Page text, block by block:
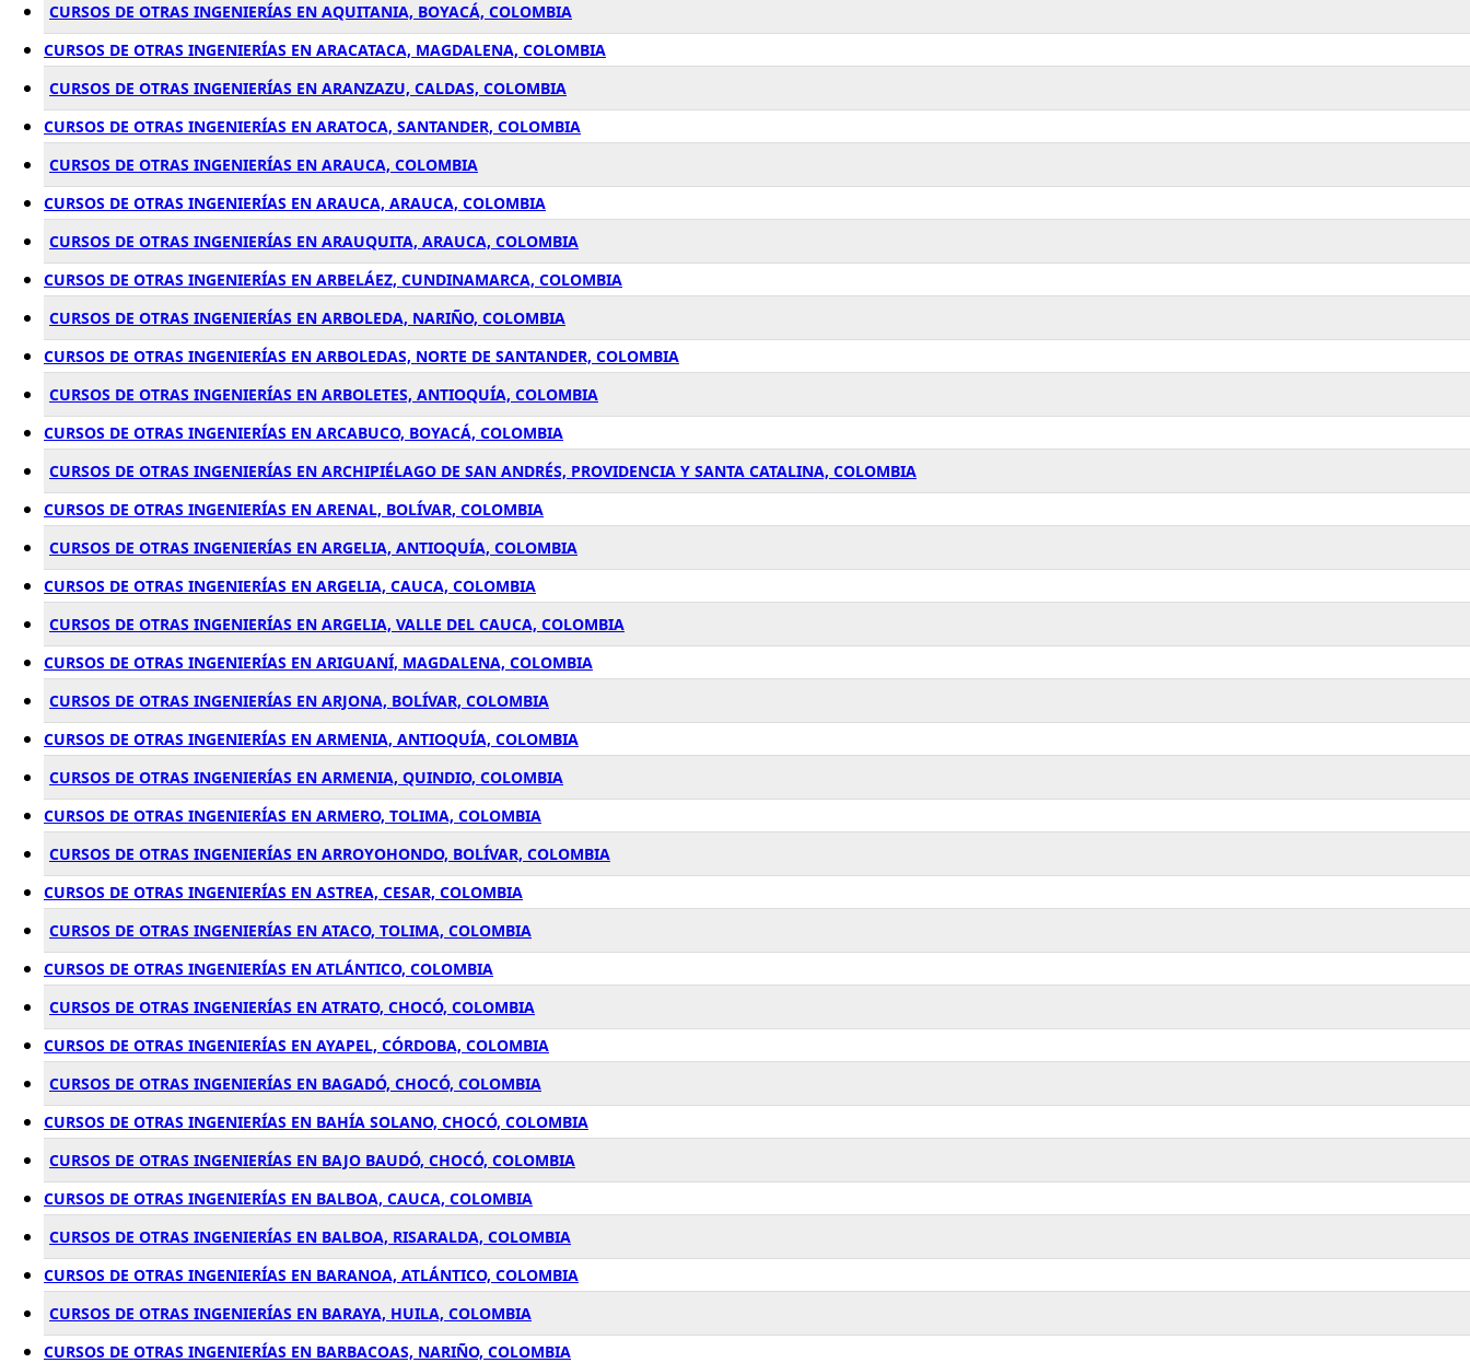
CURSOS DE OTRAS INGENIERÍAS EN AQUITANIA, BOYACÁ, COLOMBIA
CURSOS DE OTRAS INGENIERÍAS EN ARACATACA, MAGDALENA, COLOMBIA
CURSOS DE OTRAS INGENIERÍAS EN ARANZAZU, CALDAS, COLOMBIA
CURSOS DE OTRAS INGENIERÍAS EN ARATOCA, SANTANDER, COLOMBIA
CURSOS DE OTRAS INGENIERÍAS EN ARAUCA, COLOMBIA
CURSOS DE OTRAS INGENIERÍAS EN ARAUCA, ARAUCA, COLOMBIA
CURSOS DE OTRAS INGENIERÍAS EN ARAUQUITA, ARAUCA, COLOMBIA
CURSOS DE OTRAS INGENIERÍAS EN ARBELÁEZ, CUNDINAMARCA, COLOMBIA
CURSOS DE OTRAS INGENIERÍAS EN ARBOLEDA, NARIÑO, COLOMBIA
CURSOS DE OTRAS INGENIERÍAS EN ARBOLEDAS, NORTE DE SANTANDER, COLOMBIA
CURSOS DE OTRAS INGENIERÍAS EN ARBOLETES, ANTIOQUÍA, COLOMBIA
CURSOS DE OTRAS INGENIERÍAS EN ARCABUCO, BOYACÁ, COLOMBIA
CURSOS DE OTRAS INGENIERÍAS EN ARCHIPIÉLAGO DE SAN ANDRÉS, PROVIDENCIA Y SANTA CATALINA, COLOMBIA
CURSOS DE OTRAS INGENIERÍAS EN ARENAL, BOLÍVAR, COLOMBIA
CURSOS DE OTRAS INGENIERÍAS EN ARGELIA, ANTIOQUÍA, COLOMBIA
CURSOS DE OTRAS INGENIERÍAS EN ARGELIA, CAUCA, COLOMBIA
CURSOS DE OTRAS INGENIERÍAS EN ARGELIA, VALLE DEL CAUCA, COLOMBIA
CURSOS DE OTRAS INGENIERÍAS EN ARIGUANÍ, MAGDALENA, COLOMBIA
CURSOS DE OTRAS INGENIERÍAS EN ARJONA, BOLÍVAR, COLOMBIA
CURSOS DE OTRAS INGENIERÍAS EN ARMENIA, ANTIOQUÍA, COLOMBIA
CURSOS DE OTRAS INGENIERÍAS EN ARMENIA, QUINDIO, COLOMBIA
CURSOS DE OTRAS INGENIERÍAS EN ARMERO, TOLIMA, COLOMBIA
CURSOS DE OTRAS INGENIERÍAS EN ARROYOHONDO, BOLÍVAR, COLOMBIA
CURSOS DE OTRAS INGENIERÍAS EN ASTREA, CESAR, COLOMBIA
CURSOS DE OTRAS INGENIERÍAS EN ATACO, TOLIMA, COLOMBIA
CURSOS DE OTRAS INGENIERÍAS EN ATLÁNTICO, COLOMBIA
CURSOS DE OTRAS INGENIERÍAS EN ATRATO, CHOCÓ, COLOMBIA
CURSOS DE OTRAS INGENIERÍAS EN AYAPEL, CÓRDOBA, COLOMBIA
CURSOS DE OTRAS INGENIERÍAS EN BAGADÓ, CHOCÓ, COLOMBIA
CURSOS DE OTRAS INGENIERÍAS EN BAHÍA SOLANO, CHOCÓ, COLOMBIA
CURSOS DE OTRAS INGENIERÍAS EN BAJO BAUDÓ, CHOCÓ, COLOMBIA
CURSOS DE OTRAS INGENIERÍAS EN BALBOA, CAUCA, COLOMBIA
CURSOS DE OTRAS INGENIERÍAS EN BALBOA, RISARALDA, COLOMBIA
CURSOS DE OTRAS INGENIERÍAS EN BARANOA, ATLÁNTICO, COLOMBIA
CURSOS DE OTRAS INGENIERÍAS EN BARAYA, HUILA, COLOMBIA
CURSOS DE OTRAS INGENIERÍAS EN BARBACOAS, NARIÑO, COLOMBIA